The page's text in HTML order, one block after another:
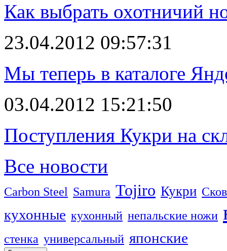
Как выбрать охотничий
23.04.2012 09:57:31
Мы теперь в каталоге
03.04.2012 15:21:50
Поступления Кукри на
Все новости
Carbon Steel Samura Tojiro Кукри
кухонные кухонный непальские ножи
стенка универсальный японские